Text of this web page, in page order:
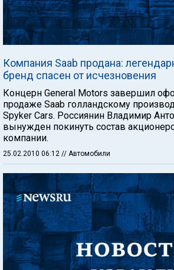
Компания Saab продана:
бренд спасен от исчезновения
Концерн General Motors завершил
продаже Saab голландскому
Spyker Cars. Россиянин Владимир
вынужден покинуть состав
компании.
25.02.2010 06:12 // Автомобили